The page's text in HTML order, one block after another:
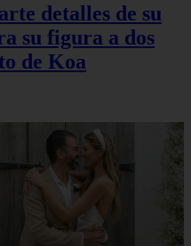
detalles de su
su figura a dos
de Koa